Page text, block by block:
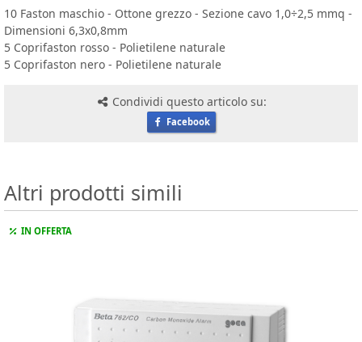
10 Faston maschio - Ottone grezzo - Sezione cavo 1,0÷2,5 mmq -
Dimensioni 6,3x0,8mm
5 Coprifaston rosso - Polietilene naturale
5 Coprifaston nero - Polietilene naturale
Condividi questo articolo su:
Facebook
Altri prodotti simili
IN OFFERTA